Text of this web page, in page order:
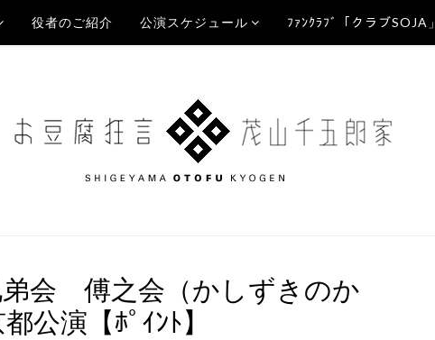
役者のご紹介 公演スケジュール ﾌｧﾝｸﾗﾌﾞ「クラブSOJA」
弟会 傅之会（かしずきのか
公演【ﾎﾟｲﾝﾄ】